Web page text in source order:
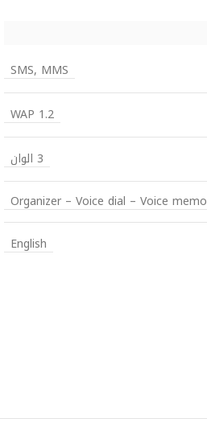
SMS, MMS
WAP 1.2
3 الوان
Organizer – Voice dial – Voice memo
English